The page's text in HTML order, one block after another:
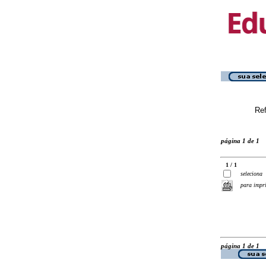
página 1 de 1
1 / 1
seleciona
para
página 1 de 1